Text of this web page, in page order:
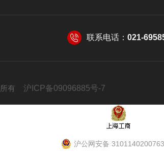
联系电话： 021-
所有 沪ICP备09096885号-7
沪公网安备